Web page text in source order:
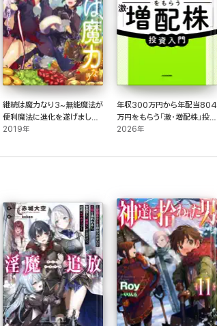
継続は魔力なり3~無能魔法が
便利魔法に進化を遂げました
~【電子書籍限定書き下ろし
2019年
年収300万円から年配当804
万円をもらう「激・増配株」投資
入門
2026年